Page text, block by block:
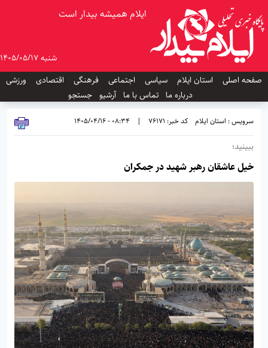
ایلام همیشه بیدار است
شنبه 1405/05/17
صفحه اصلی
استان ایلام سیاسی اجتماعی فرهنگی اقتصادی
ورزشی
درباره ما تماس با ما آرشیو جستجو
سرویس : استان ایلام کد خبر: 76171 |
08:34 - 1405/04/16
ببینید؛
خیل عاشقان رهبر شهید در جمکران